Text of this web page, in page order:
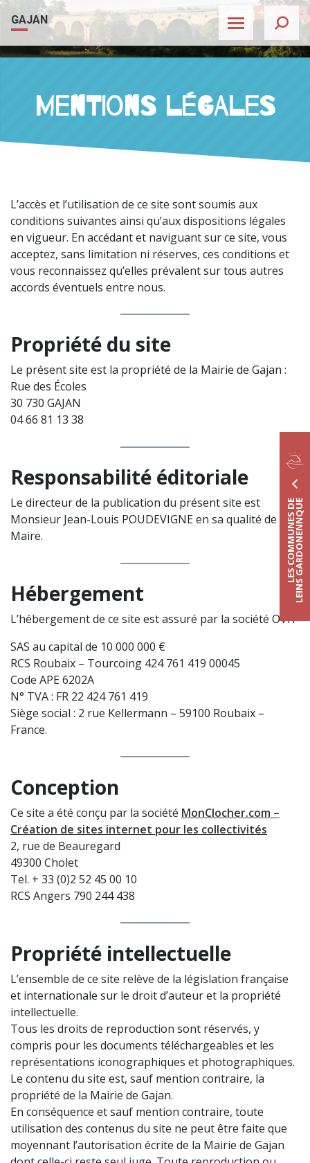
LES COMMUNES DELEINS GARDONENNQUE
Skip to content
GAJAN Agrandir
Mentions légales
L’accès et l’utilisation de ce site sont soumis aux
conditions suivantes ainsi qu’aux dispositions légales
en vigueur. En accédant et naviguant sur ce site, vous
acceptez, sans limitation ni réserves, ces conditions et
vous reconnaissez qu’elles prévalent sur tous autres
accords éventuels entre nous.
Propriété du site
Le présent site est la propriété de la Mairie de Gajan :
Rue des Écoles
30 730 GAJAN
04 66 81 13 38
Responsabilité éditoriale
Le directeur de la publication du présent site est
Monsieur Jean-Louis POUDEVIGNE en sa qualité de
Maire.
Hébergement
L’hébergement de ce site est assuré par la société OVH
SAS au capital de 10 000 000 €
RCS Roubaix – Tourcoing 424 761 419 00045
Code APE 6202A
N° TVA : FR 22 424 761 419
Siège social : 2 rue Kellermann – 59100 Roubaix –
France.
Conception
Ce site a été conçu par la société MonClocher.com –
Création de sites internet pour les collectivités
2, rue de Beauregard
49300 Cholet
Tel. + 33 (0)2 52 45 00 10
RCS Angers 790 244 438
Propriété intellectuelle
L’ensemble de ce site relève de la législation française
et internationale sur le droit d’auteur et la propriété
intellectuelle.
Tous les droits de reproduction sont réservés, y
compris pour les documents téléchargeables et les
représentations iconographiques et photographiques.
Le contenu du site est, sauf mention contraire, la
propriété de la Mairie de Gajan.
En conséquence et sauf mention contraire, toute
utilisation des contenus du site ne peut être faite que
moyennant l’autorisation écrite de la Mairie de Gajan